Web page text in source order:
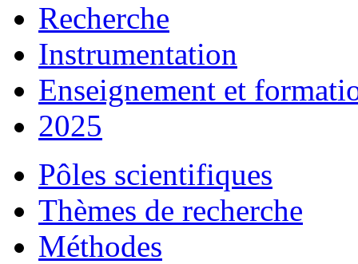
Recherche
Instrumentation
Enseignement et
2025
Pôles scientifiques
Thèmes de recherche
Méthodes